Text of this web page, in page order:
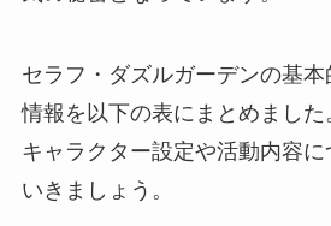
セラフ・ダズルガーデンの基
情報を以下の表にまとめまし
キャラクター設定や活動内容
いきましょう。